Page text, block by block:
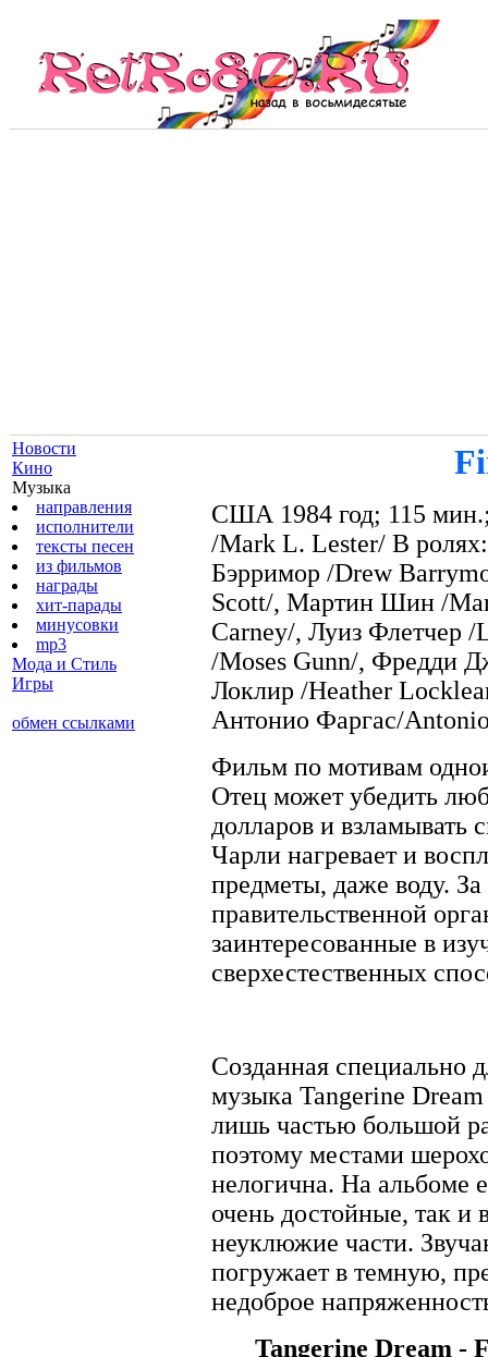
Новости
Кино
Музыка
направления
исполнители
тексты песен
из фильмов
награды
хит-парады
минусовки
mp3
Мода и Стиль
Игры
обмен ссылками
США 1984 год; 115
/Mark L. Lester/ В
Бэрримор /Drew
Scott/, Мартин Шин /
Carney/, Луиз Флетчер
/Moses Gunn/, Фредди
Локлир /Heather
Антонио Фаргас/
Фильм по мотивам
Отец может убедить
долларов и
Чарли нагревает и
предметы, даже воду.
правительственной
заинтересованные в
сверхестественных
Созданная специально
музыка Tangerine Dream
лишь частью большой
поэтому местами
нелогична. На альбоме
очень достойные, так и
неуклюжие части.
погружает в темную,
недоброе
Tangerine Dream -